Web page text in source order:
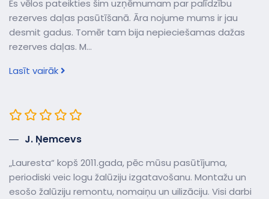
Es vēlos pateikties šim uzņēmumam par palīdzību
rezerves daļas pasūtīšanā. Āra nojume mums ir jau
desmit gadus. Tomēr tam bija nepieciešamas dažas
rezerves daļas. M...
Lasīt vairāk
J. Ņemcevs
„Lauresta“ kopš 2011.gada, pēc mūsu pasūtījuma,
periodiski veic logu žalūziju izgatavošanu. Montažu un
esošo žalūziju remontu, nomaiņu un uilizāciju. Visi darbi